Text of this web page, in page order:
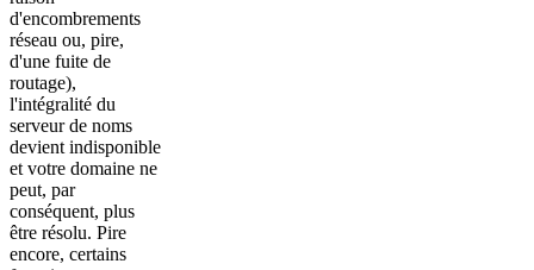
d'encombrements
réseau ou, pire,
d'une fuite de
routage),
l'intégralité du
serveur de noms
devient indisponible
et votre domaine ne
peut, par
conséquent, plus
être résolu. Pire
encore, certains